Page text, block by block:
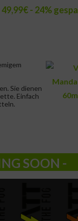
49,99€ - 24%
Sie dienen
Einfach
SOON -